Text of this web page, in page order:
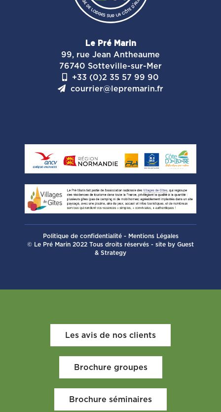
Le Pré Marin
99, rue Jean Antheaume
76740 Sotteville-sur-Mer
+33 (0)2 35 57 99 90
courrier@lepremarin.fr
Politique de confidentialité- Mentions Légales
© Le Pré Marin 2022 Tous droits réservés - site by Guest
& Strategy
Les avis de nos clients
Brochure groupes
Brochure séminaires